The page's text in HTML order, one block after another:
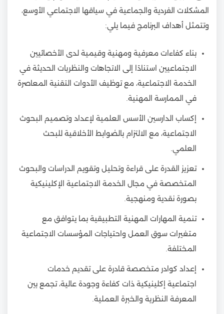
المشكلات الفردية والجماعية في سياقها الاجتماعي الأوسع،
وتتمثل أهداف البرنامج فيما يلي:
بناء كفاءات معرفية ومهنية وقيمية لدى الأخصائيين
الاجتماعيين استنادًا إلى الاتجاهات والنظريات الحديثة في
الخدمة الاجتماعية، مع توظيف الأدوات التقنية المعاصرة
في الممارسة المهنية.
إكساب الدارسين الأسس العلمية لإعداد وتصميم البحوث
الاجتماعية، مع الالتزام بالضوابط الأخلاقية للبحث
العلمي.
تعزيز القدرة على قراءة وتحليل وتقويم الدراسات والبحوث
المتخصصة في مجال الخدمة الاجتماعية الإكلينيكية
بصورة نقدية ومنهجية.
تنمية المهارات المهنية التطبيقية بما يتوافق مع
متغيرات سوق العمل واحتياجات المؤسسات الاجتماعية
المختلفة.
إعداد كوادر متخصصة قادرة على تقديم خدمات
اجتماعية إكلينيكية ذات كفاءة وجودة عالية، تجمع بين
المعرفة النظرية والخبرة العملية.